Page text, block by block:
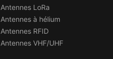
Antennes LoRa
Antennes à hélium
Antennes RFID
Antennes VHF/UHF